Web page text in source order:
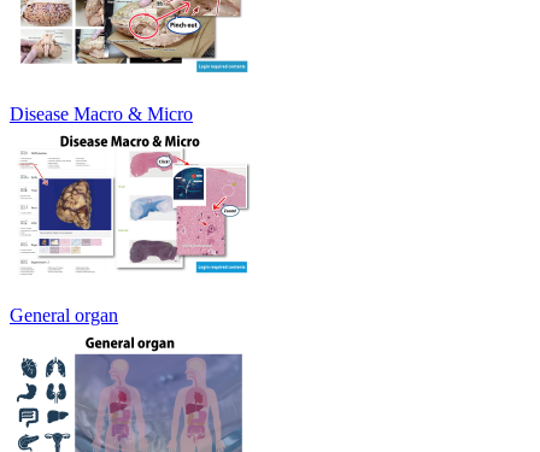
Disease Macro & Micro
General organ